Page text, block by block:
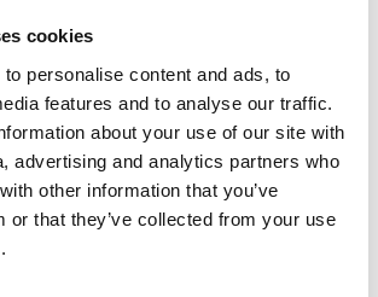
cookies
personalise content and ads, to
features and to analyse our traffic.
about your use of our site with
advertising and analytics partners who
other information that you’ve
or that they’ve collected from your use